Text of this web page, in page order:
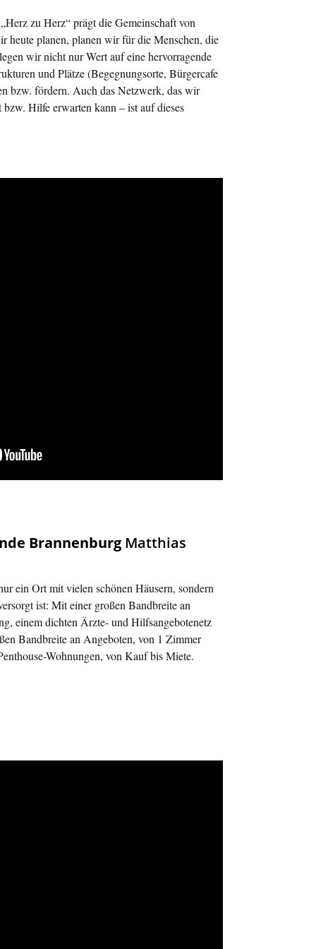
zu Herz“ prägt die Gemeinschaft von
planen, planen wir für die Menschen, die
wir nicht nur Wert auf eine hervorragende
und Plätze (Begegnungsorte, Bürgercafe
bzw. fördern. Auch das Netzwerk, das wir
Hilfe erwarten kann – ist auf dieses
Brannenburg Matthias
ein Ort mit vielen schönen Häusern, sondern
ist: Mit einer großen Bandbreite an
einem dichten Ärzte- und Hilfsangebotenetz
Bandbreite an Angeboten, von 1 Zimmer
Wohnungen, von Kauf bis Miete.